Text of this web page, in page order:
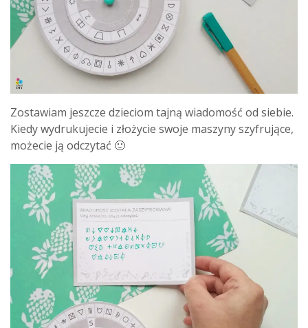
Zostawiam jeszcze dzieciom tajną wiadomość od siebie.
Kiedy wydrukujecie i złożycie swoje maszyny szyfrujące,
możecie ją odczytać 🙂